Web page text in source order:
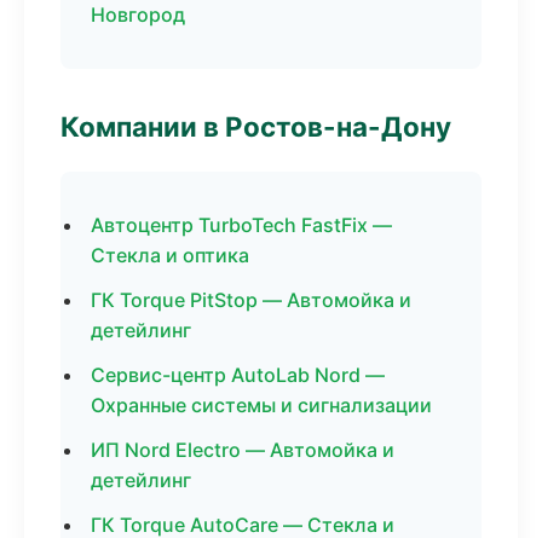
Новгород
Компании в Ростов-на-Дону
Автоцентр TurboTech FastFix —
Стекла и оптика
ГК Torque PitStop — Автомойка и
детейлинг
Сервис-центр AutoLab Nord —
Охранные системы и сигнализации
ИП Nord Electro — Автомойка и
детейлинг
ГК Torque AutoCare — Стекла и